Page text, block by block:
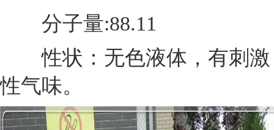
分子量:88.11
性状：无色液体，有刺激
性气味。